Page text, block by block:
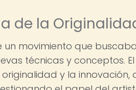
de la
un movimiento que
técnicas y conceptos.
y la